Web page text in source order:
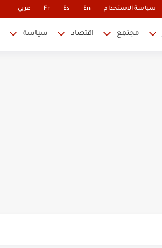
سياسة الاستخدام En
Es
Fr عربي
مجتمع اقتصاد سياسة